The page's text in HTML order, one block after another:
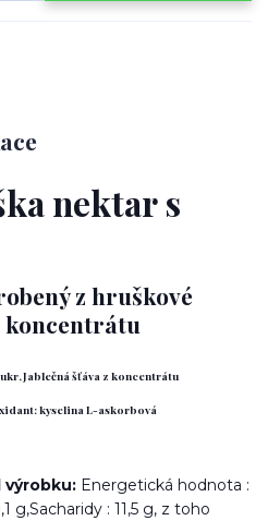
nektar s
z hruškové
koncentrátu
šťáva z koncentrátu
kyselina L-askorbová
výrobku: Energetická hodnota :
g,Sacharidy : 11,5 g, z toho